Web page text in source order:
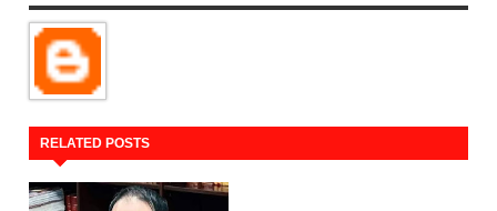
RELATED POSTS